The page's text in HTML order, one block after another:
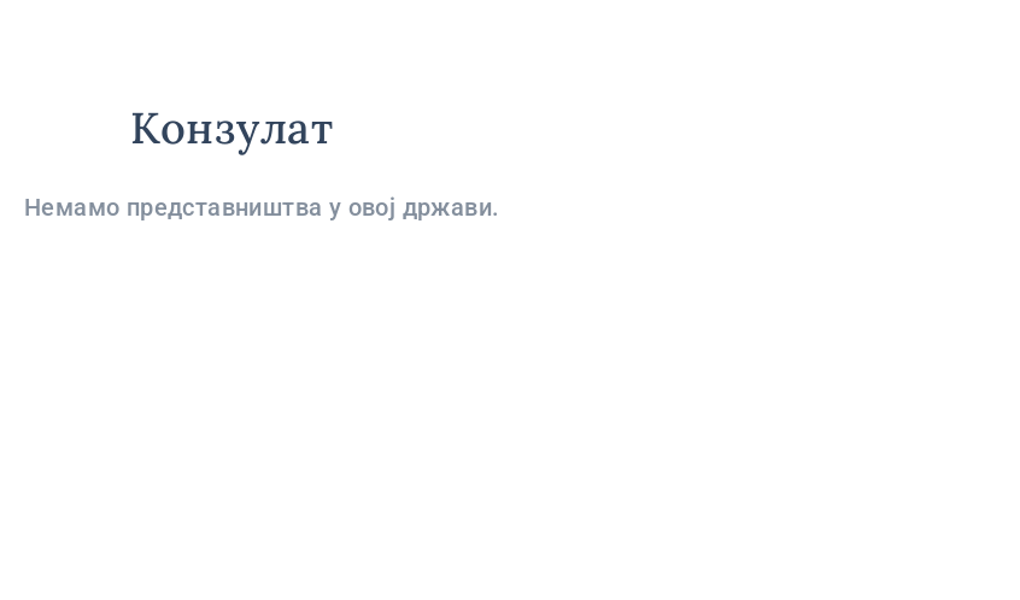
Конзулат
Немамо представништва у овој држави.